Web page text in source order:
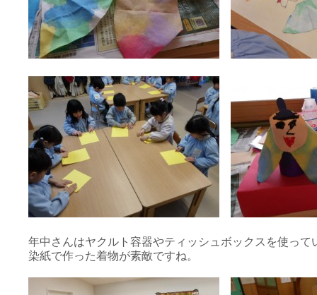
年中さんはヤクルト容器やティッシュボックスを使って
染紙で作った着物が素敵ですね。